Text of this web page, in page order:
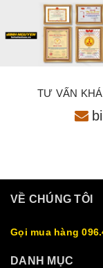
TƯ VẤN
VỀ CHÚNG TÔI
Gọi mua hàng
DANH MỤC